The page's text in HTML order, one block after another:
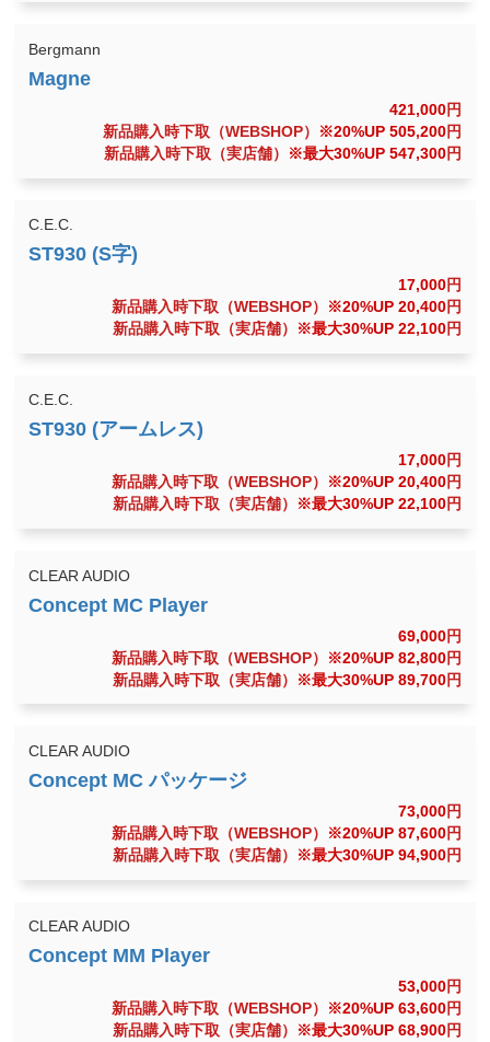
Bergmann
421,000円
新品購入時下取（WEBSHOP）
※20%UP 505,200円
新品購入時下取（実店舗）
※最大30%UP 547,300円
C.E.C.
17,000円
新品購入時下取（WEBSHOP）
※20%UP 20,400円
新品購入時下取（実店舗）
※最大30%UP 22,100円
C.E.C.
17,000円
新品購入時下取（WEBSHOP）
※20%UP 20,400円
新品購入時下取（実店舗）
※最大30%UP 22,100円
CLEAR AUDIO
69,000円
新品購入時下取（WEBSHOP）
※20%UP 82,800円
新品購入時下取（実店舗）
※最大30%UP 89,700円
CLEAR AUDIO
73,000円
新品購入時下取（WEBSHOP）
※20%UP 87,600円
新品購入時下取（実店舗）
※最大30%UP 94,900円
CLEAR AUDIO
53,000円
新品購入時下取（WEBSHOP）
※20%UP 63,600円
新品購入時下取（実店舗）
※最大30%UP 68,900円